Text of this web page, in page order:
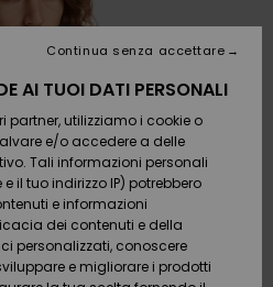
regalo
AI TUOI DATI PERSONALI
partner, utilizziamo i cookie o
e/o accedere a delle
Tali informazioni personali
il tuo indirizzo IP) potrebbero
e informazioni
dei contenuti e della
personalizzati, conoscere
e migliorare i prodotti
Continua senza accettare